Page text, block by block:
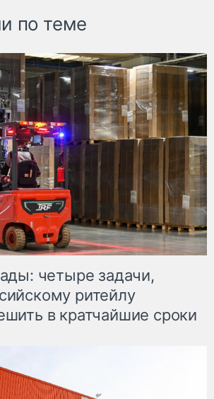
по теме
четыре задачи,
ритейлу
в кратчайшие сроки